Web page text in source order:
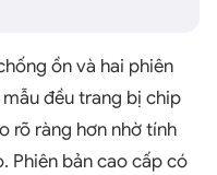
ồn và hai phiên
mẫu đều trang bị chip
rõ ràng hơn nhờ tính
Phiên bản cao cấp có